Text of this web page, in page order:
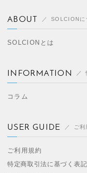
ABOUT SOLCIONに
SOLCIONとは
INFORMATION
コラム
USER GUIDE ご利
ご利用規約
特定商取引法に基づく表記